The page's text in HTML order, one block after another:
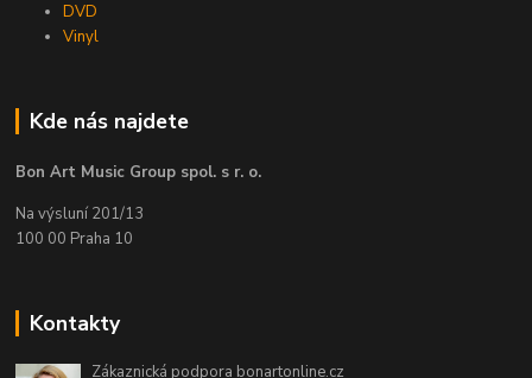
DVD
Vinyl
Kde nás najdete
Bon Art Music Group spol. s r. o.
Na výsluní 201/13
100 00 Praha 10
Kontakty
Zákaznická podpora bonartonline.cz